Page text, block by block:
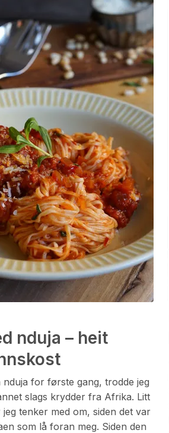
nduja – heit
nduja for første gang, trodde jeg
slags krydder fra Afrika. Litt
tenker med om, siden det var
som lå foran meg. Siden den